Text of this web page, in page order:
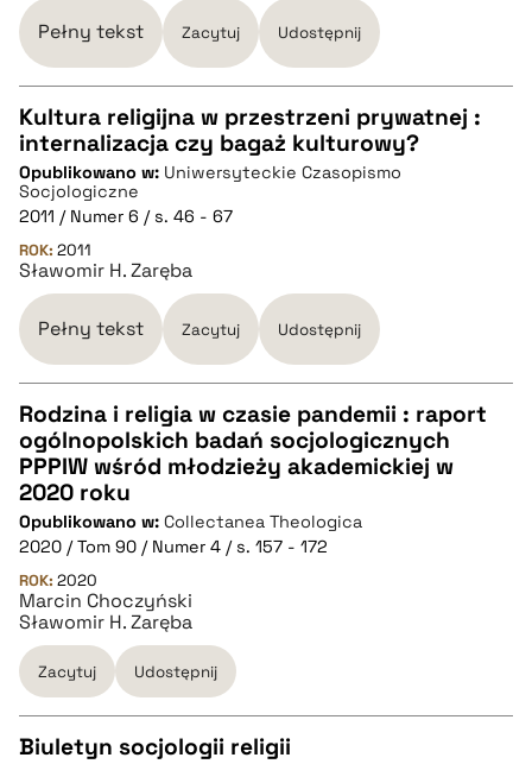
pobierz cytat
Pełny tekst Zacytuj Udostępnij
CZYSTY TEKST
pobierz cytat
BIBTEX
pobierz cytat
Kultura religijna w przestrzeni prywatnej :
internalizacja czy bagaż kulturowy?
Opublikowano w: Uniwersyteckie Czasopismo
Socjologiczne
2011 / Numer 6 / s. 46 - 67
ROK: 2011
Sławomir H. Zaręba
Pełny tekst Zacytuj Udostępnij
CZYSTY TEKST
pobierz cytat
BIBTEX
pobierz cytat
Rodzina i religia w czasie pandemii : raport
ogólnopolskich badań socjologicznych
PPPIW wśród młodzieży akademickiej w
2020 roku
Opublikowano w: Collectanea Theologica
2020 / Tom 90 / Numer 4 / s. 157 - 172
ROK: 2020
Marcin Choczyński
Sławomir H. Zaręba
Zacytuj Udostępnij
Biuletyn socjologii religii